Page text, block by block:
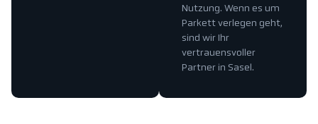
Nutzung. Wenn es um
Parkett verlegen geht,
sind wir Ihr
vertrauensvoller
Partner in Sasel.